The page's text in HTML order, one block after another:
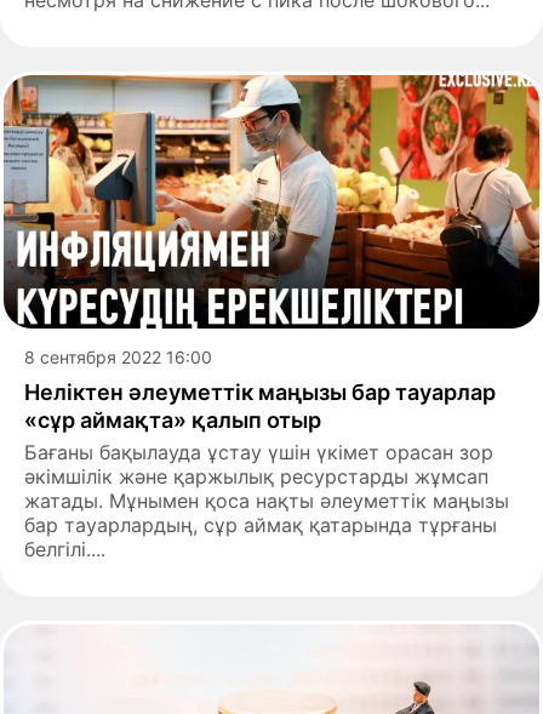
8 сентября 2022 16:00
Неліктен әлеуметтік маңызы бар тауарлар
«сұр аймақта» қалып отыр
Бағаны бақылауда ұстау үшін үкімет орасан зор
әкімшілік және қаржылық ресурстарды жұмсап
жатады. Мұнымен қоса нақты әлеуметтік маңызы
бар тауарлардың, сұр аймақ қатарында тұрғаны
белгілі....